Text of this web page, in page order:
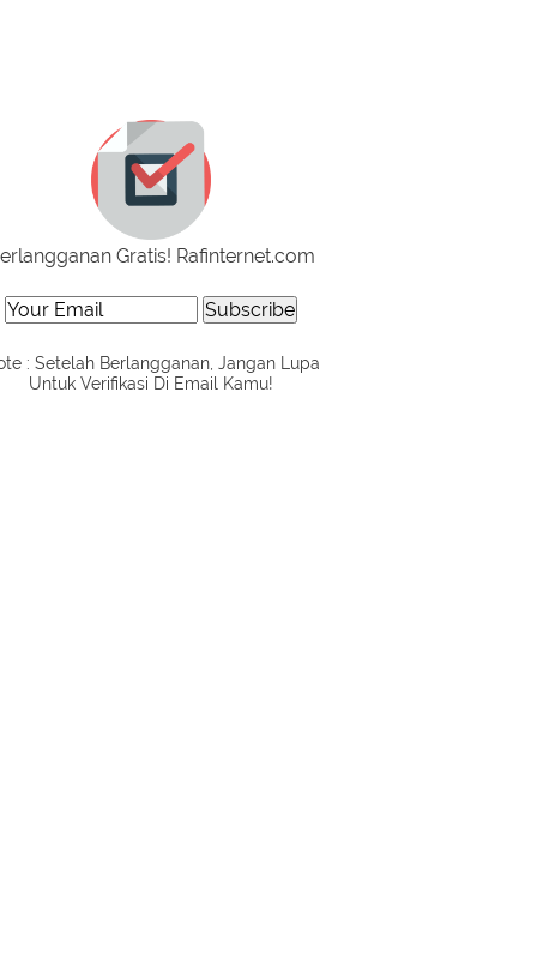
Gratis! Rafinternet.com
: Setelah Berlangganan, Jangan Lupa
Untuk Verifikasi Di Email Kamu!